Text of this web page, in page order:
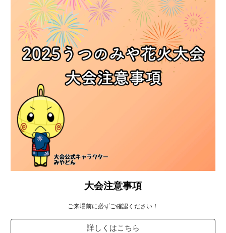
大会注意事項
ご来場前に必ずご確認ください！
詳しくはこちら